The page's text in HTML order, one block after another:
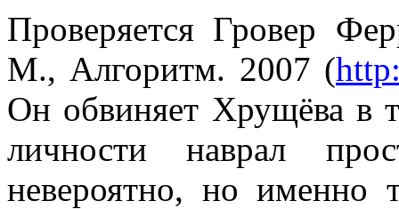
Проверяется Гровер
М., Алгоритм. 2007 (
Он обвиняет Хрущёва в
личности наврал
невероятно, но именно